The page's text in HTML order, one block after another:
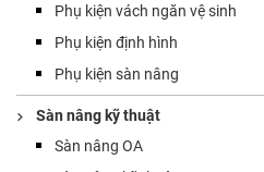
Phụ kiện vách ngăn vệ sinh
Phụ kiện định hình
Phụ kiện sàn nâng
Sàn nâng kỹ thuật
Sàn nâng OA